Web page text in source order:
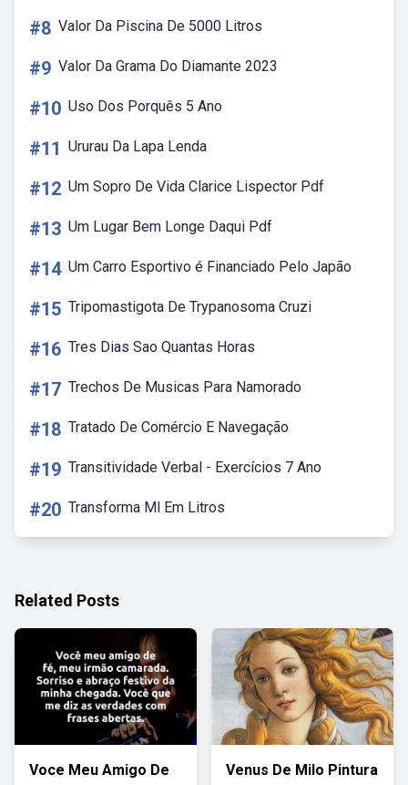
#8 Valor Da Piscina De 5000 Litros
#9 Valor Da Grama Do Diamante 2023
#10 Uso Dos Porquês 5 Ano
#11 Ururau Da Lapa Lenda
#12 Um Sopro De Vida Clarice Lispector Pdf
#13 Um Lugar Bem Longe Daqui Pdf
#14 Um Carro Esportivo é Financiado Pelo Japão
#15 Tripomastigota De Trypanosoma Cruzi
#16 Tres Dias Sao Quantas Horas
#17 Trechos De Musicas Para Namorado
#18 Tratado De Comércio E Navegação
#19 Transitividade Verbal - Exercícios 7 Ano
#20 Transforma Ml Em Litros
Related Posts
Voce Meu Amigo De
Venus De Milo Pintura